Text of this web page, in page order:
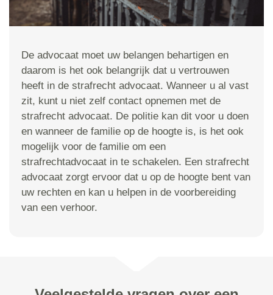
De advocaat moet uw belangen behartigen en
daarom is het ook belangrijk dat u vertrouwen
heeft in de strafrecht advocaat. Wanneer u al vast
zit, kunt u niet zelf contact opnemen met de
strafrecht advocaat. De politie kan dit voor u doen
en wanneer de familie op de hoogte is, is het ook
mogelijk voor de familie om een
strafrechtadvocaat in te schakelen. Een strafrecht
advocaat zorgt ervoor dat u op de hoogte bent van
uw rechten en kan u helpen in de voorbereiding
van een verhoor.